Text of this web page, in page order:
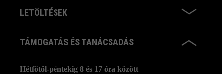
LETÖLTÉSEK
TÁMOGATÁS ÉS TANÁCSADÁS
Hétfőtől-péntekig 8 és 17 óra között